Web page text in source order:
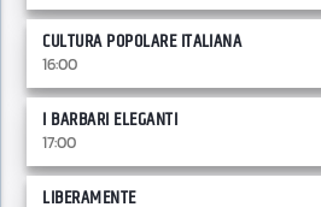
CULTURA POPOLARE ITALIANA
16:00
I BARBARI ELEGANTI
17:00
LIBERAMENTE